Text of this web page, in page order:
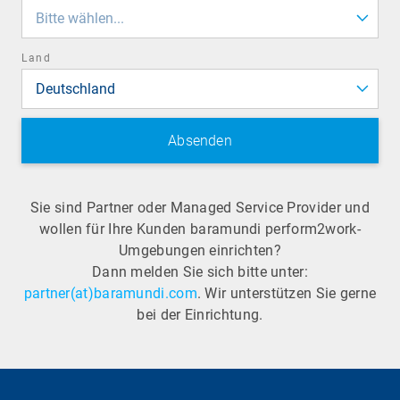
Bitte wählen...
Land
Deutschland
Sie sind Partner oder Managed Service Provider und
wollen für Ihre Kunden baramundi perform2work-
Umgebungen einrichten?
Dann melden Sie sich bitte unter:
partner(at)baramundi.com. Wir unterstützen Sie gerne
bei der Einrichtung.